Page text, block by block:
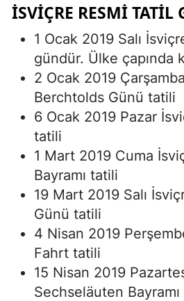
İSVIÇRE RESMI TATIL
1 Ocak 2019 Salı
gündür. Ülke çapında
2 Ocak 2019
Berchtolds Günü tatili
6 Ocak 2019 Pazar
tatili
1 Mart 2019 Cuma
Bayramı tatili
19 Mart 2019 Salı
Günü tatili
4 Nisan 2019
Fahrt tatili
15 Nisan 2019
Sechseläuten Bayramı